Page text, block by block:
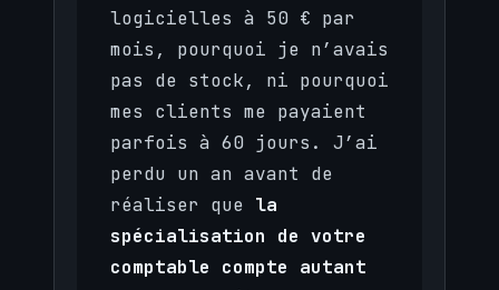
logicielles à 50 € par
mois, pourquoi je n’avais
pas de stock, ni pourquoi
mes clients me payaient
parfois à 60 jours. J’ai
perdu un an avant de
réaliser que la
spécialisation de votre
comptable compte autant